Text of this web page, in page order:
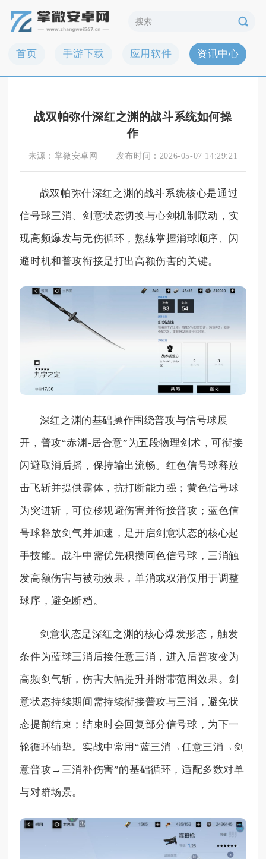
首页 手游下载 应用软件 资讯中心
战双帕弥什深红之渊的战斗系统如何操
作
来源： 掌微安卓网 发布时间： 2026-05-07 14:29:21
战双帕弥什深红之渊的战斗系统核心是通过
信号球三消、剑意状态切换与心剑机制联动，实
现高频爆发与无伤循环，熟练掌握消球顺序、闪
避时机和普攻衔接是打出高额伤害的关键。
深红之渊的基础操作围绕普攻与信号球展
开，普攻“赤渊-居合意”为五段物理剑术，可衔接
闪避取消后摇，保持输出流畅。红色信号球释放
击飞斩并提供霸体，抗打断能力强；黄色信号球
为突进斩，可位移规避伤害并衔接普攻；蓝色信
号球释放剑气并加速，是开启剑意状态的核心起
手技能。战斗中需优先积攒同色信号球，三消触
发高额伤害与被动效果，单消或双消仅用于调整
球序，避免断档。
剑意状态是深红之渊的核心爆发形态，触发
条件为蓝球三消后接任意三消，进入后普攻变为
高频剑气斩，伤害大幅提升并附带范围效果。剑
意状态持续期间需持续衔接普攻与三消，避免状
态提前结束；结束时会回复部分信号球，为下一
轮循环铺垫。实战中常用“蓝三消→任意三消→剑
意普攻→三消补伤害”的基础循环，适配多数对单
与对群场景。